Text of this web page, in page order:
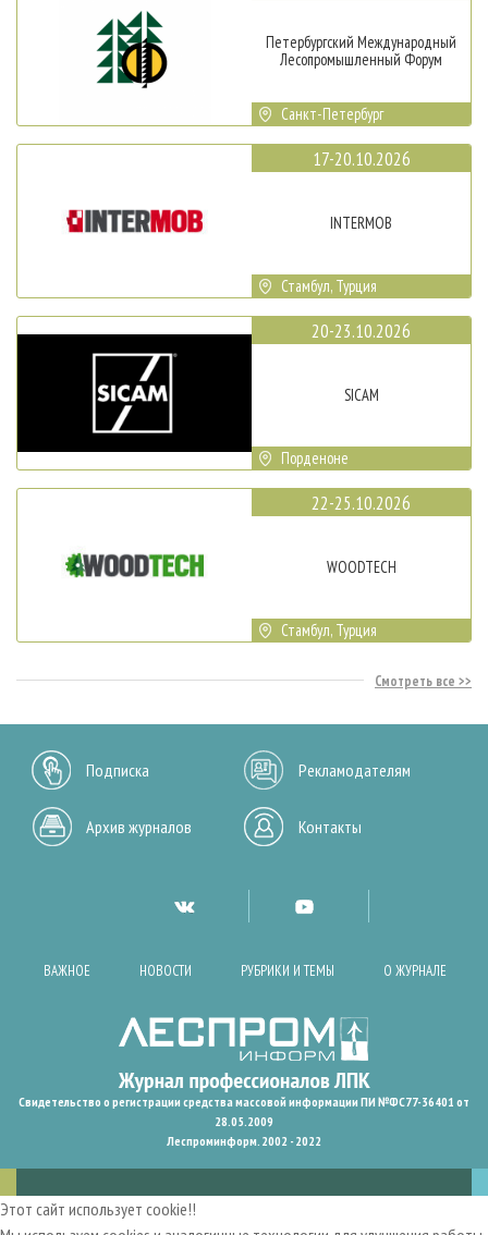
Петербургский Международный
Лесопромышленный Форум
Санкт-Петербург
17-20.10.2026
INTERMOB
Стамбул, Турция
20-23.10.2026
SICAM
Порденоне
22-25.10.2026
WOODTECH
Стамбул, Турция
Смотреть все
Подписка Рекламодателям
Архив журналов Контакты
ВАЖНОЕ НОВОСТИ РУБРИКИ И ТЕМЫ О ЖУРНАЛЕ
Свидетельство о регистрации средства массовой информации ПИ №ФС77-36401 от
28.05.2009
Леспроминформ. 2002 - 2022
Этот сайт использует cookie!!